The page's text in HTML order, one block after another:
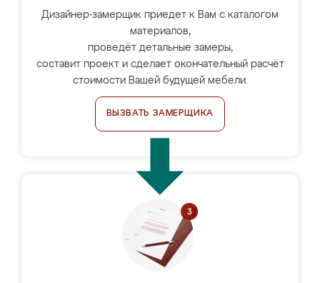
Дизайнер-замерщик приедет к Вам с каталогом
материалов,
проведёт детальные замеры,
составит проект и сделает окончательный расчёт
стоимости Вашей будущей мебели.
ВЫЗВАТЬ ЗАМЕРЩИКА